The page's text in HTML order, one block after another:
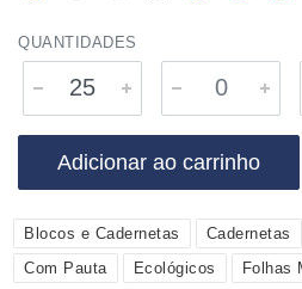
QUANTIDADES
Adicionar ao carrinho
Blocos e Cadernetas Cadernetas
Com Pauta
Ecológicos Folhas